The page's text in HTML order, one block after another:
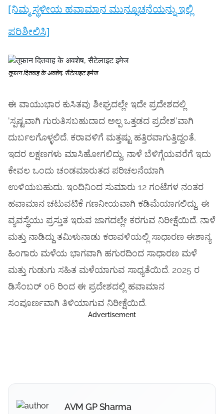
[ನಿಮ್ಮ ಸ್ಥಳೀಯ ಹವಾಮಾನ ಮುನ್ಸೂಚನೆಯನ್ನು ಇಲ್ಲಿ
ಪರಿಶೀಲಿಸಿ]
तूफान दितवाह के अवशेष, सैटेलाइट इमेज
ಈ ವಾಯುಭಾರ ಕುಸಿತವು ಶೀಘ್ರದಲ್ಲೇ ಇದೇ ಪ್ರದೇಶದಲ್ಲಿ
'ಸ್ಪಷ್ಟವಾಗಿ ಗುರುತಿಸಬಹುದಾದ ಅಲ್ಪ ಒತ್ತಡದ ಪ್ರದೇಶ'ವಾಗಿ
ದುರ್ಬಲಗೊಳ್ಳಲಿದೆ. ಕರಾವಳಿಗೆ ಮತ್ತಷ್ಟು ಹತ್ತಿರವಾಗುತ್ತಿದ್ದಂತೆ,
ಇದರ ಲಕ್ಷಣಗಳು ಮಾಸಿಹೋಗಲಿದ್ದು, ನಾಳೆ ಬೆಳಿಗ್ಗೆಯವರೆಗೆ ಇದು
ಕೇವಲ ಒಂದು ಚಂಡಮಾರುತದ ಪರಿಚಲನೆಯಾಗಿ
ಉಳಿಯಬಹುದು. ಇಂದಿನಿಂದ ಸುಮಾರು 12 ಗಂಟೆಗಳ ನಂತರ
ಹವಾಮಾನ ಚಟುವಟಿಕೆ ಗಣನೀಯವಾಗಿ ಕಡಿಮೆಯಾಗಲಿದ್ದು, ಈ
ವ್ಯವಸ್ಥೆಯು ಪ್ರಸ್ತುತ ಇರುವ ಜಾಗದಲ್ಲೇ ಕರಗುವ ನಿರೀಕ್ಷೆಯಿದೆ. ನಾಳೆ
ಮತ್ತು ನಾಡಿದ್ದು ತಮಿಳುನಾಡು ಕರಾವಳಿಯಲ್ಲಿ ಸಾಧಾರಣ ಈಶಾನ್ಯ
ಹಿಂಗಾರು ಮಳೆಯ ಭಾಗವಾಗಿ ಹಗುರದಿಂದ ಸಾಧಾರಣ ಮಳೆ
ಮತ್ತು ಗುಡುಗು ಸಹಿತ ಮಳೆಯಾಗುವ ಸಾಧ್ಯತೆಯಿದೆ. 2025 ರ
ಡಿಸೆಂಬರ್ 06 ರಿಂದ ಈ ಪ್ರದೇಶದಲ್ಲಿ ಹವಾಮಾನ
ಸಂಪೂರ್ಣವಾಗಿ ತಿಳಿಯಾಗುವ ನಿರೀಕ್ಷೆಯಿದೆ.
Advertisement
AVM GP Sharma